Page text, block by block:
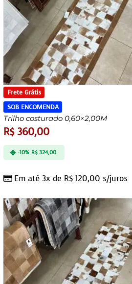
Frete Grátis
SOB ENCOMENDA
Trilho costurado 0,60×2,00M
R$360,00
Em até 3x de R$ 120,00 s/juros
-10% R$324,00